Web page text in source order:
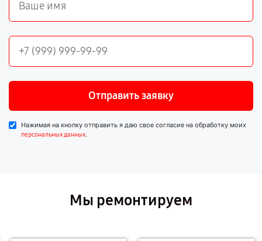
Отправить заявку
Нажимая на кнопку отправить я даю свое согласие на обработку моих
персональных данных.
Мы ремонтируем